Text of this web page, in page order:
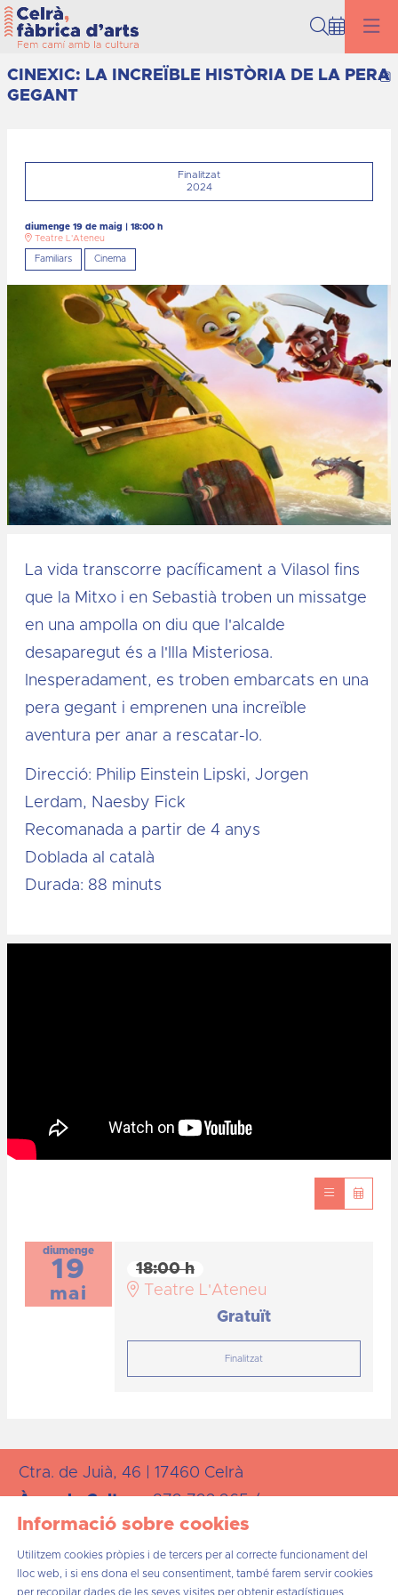
CINEXIC: LA INCREÏBLE HISTÒRIA DE LA PERA
GEGANT
Finalitzat
2024
diumenge 19 de maig
18:00 h
Teatre L'Ateneu
Familiars Cinema
La vida transcorre pacíficament a Vilasol fins
que la Mitxo i en Sebastià troben un missatge
en una ampolla on diu que l'alcalde
desaparegut és a l'Illa Misteriosa.
Inesperadament, es troben embarcats en una
pera gegant i emprenen una increïble
aventura per anar a rescatar-lo.
Direcció: Philip Einstein Lipski, Jorgen
Lerdam, Naesby Fick
Recomanada a partir de 4 anys
Doblada al català
Durada: 88 minuts
diumenge
19
mai
18:00 h
Teatre L'Ateneu
Gratuït
Finalitzat
Ctra. de Juià, 46 | 17460 Celrà
Àrea deCultura:872 723 265 /
cultura@celra.cat
Informació sobre cookies
Utilitzem cookies pròpies i de tercers per al correcte funcionament del
lloc web, i si ens dona el seu consentiment, també farem servir cookies
per recopilar dades de les seves visites per obtenir estadístiques